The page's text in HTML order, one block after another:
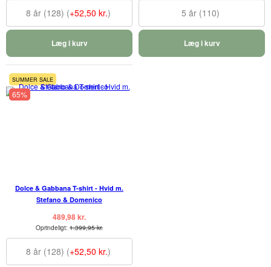
8 år (128) (+52,50 kr.)
Læg i kurv
5 år (110)
Læg i kurv
SUMMER SALE
65%
Dolce & Gabbana T-shirt - Hvid m.
Stefano & Domenico
489,98 kr.
Oprindeligt: 1.399,95 kr.
8 år (128) (+52,50 kr.)